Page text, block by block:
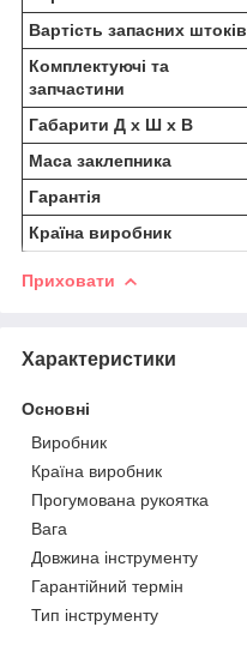
Вартість запасних штоків
Комплектуючі та
запчастини
Габарити Д х Ш х В
Маса заклепника
Гарантія
Країна виробник
Приховати
Характеристики
Основні
Виробник
Країна виробник
Прогумована рукоятка
Вага
Довжина інструменту
Гарантійний термін
Тип інструменту